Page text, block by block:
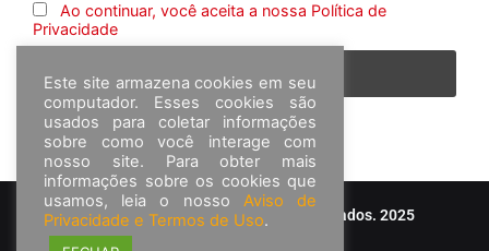
Ao continuar, você aceita a nossa Política de
Privacidade
© Frota&Cia - Todos os direitos reservados. 2025
Este site armazena cookies em seu
computador. Esses cookies são
usados para coletar informações
sobre como você interage com
nosso site. Para obter mais
informações sobre os cookies que
usamos, leia o nosso Aviso de
Privacidade e Termos de Uso.